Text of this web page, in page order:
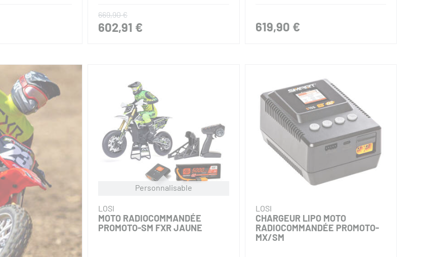
669,90 €
602,91 € 619,90 €
Personnalisable
LOSI
MOTO RADIOCOMMANDÉE
PROMOTO-SM FXR JAUNE
LOSI
CHARGEUR LIPO MOTO
RADIOCOMMANDÉE PROMOTO-
MX/SM